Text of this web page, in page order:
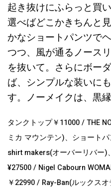
起き抜けにふらっと買
選べばどこかきちんと
かなショートパンツで
つつ、風が通るノース
を抜いて。さらにボー
ば、シンプルな装いに
す。ノーメイクは、黒
タンクトップ￥11000 / THE
ミカ マウンテン)、ショート
shirt makers(オーバーリバー)
¥27500 / Nigel Cabourn
￥22990 / Ray-Ban(ルックス